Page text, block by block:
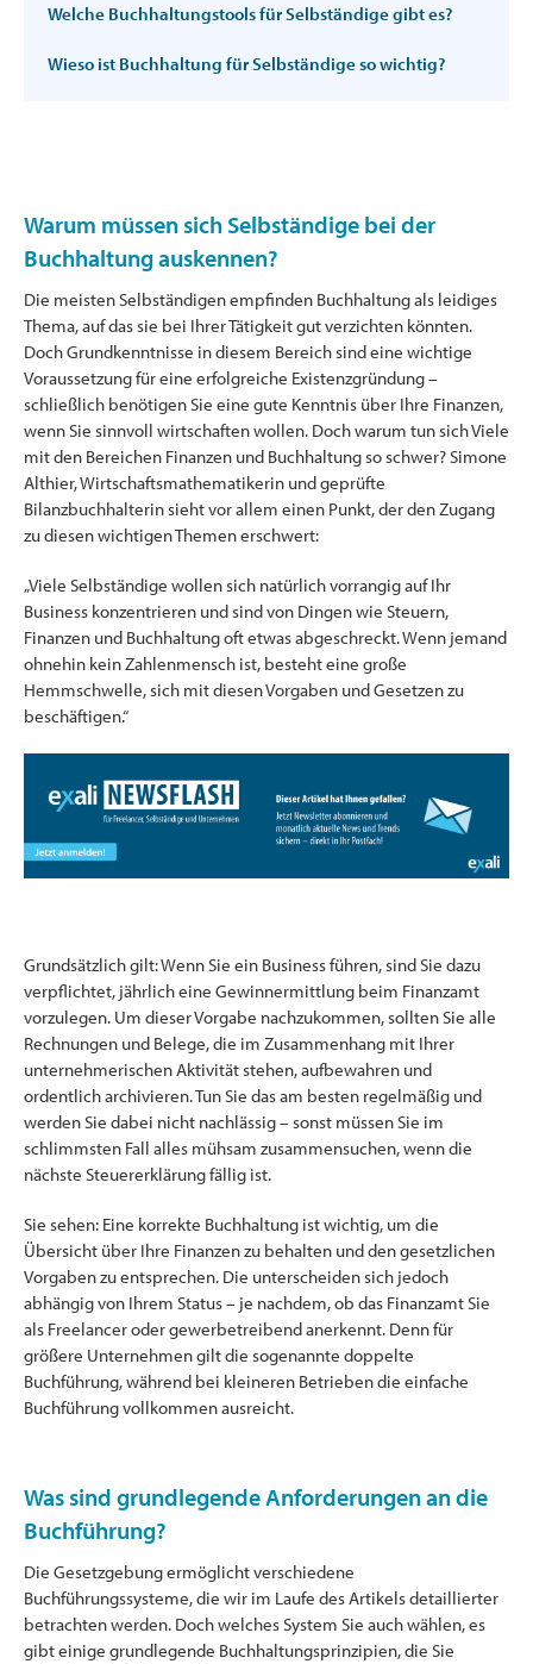
Welche Buchhaltungstools für Selbständige gibt es?
Wieso ist Buchhaltung für Selbständige so wichtig?
Warum müssen sich Selbständige bei der
Buchhaltung auskennen?
Die meisten Selbständigen empfinden Buchhaltung als leidiges
Thema, auf das sie bei Ihrer Tätigkeit gut verzichten könnten.
Doch Grundkenntnisse in diesem Bereich sind eine wichtige
Voraussetzung für eine erfolgreiche Existenzgründung –
schließlich benötigen Sie eine gute Kenntnis über Ihre Finanzen,
wenn Sie sinnvoll wirtschaften wollen. Doch warum tun sich Viele
mit den Bereichen Finanzen und Buchhaltung so schwer? Simone
Althier, Wirtschaftsmathematikerin und geprüfte
Bilanzbuchhalterin sieht vor allem einen Punkt, der den Zugang
zu diesen wichtigen Themen erschwert:
„Viele Selbständige wollen sich natürlich vorrangig auf Ihr
Business konzentrieren und sind von Dingen wie Steuern,
Finanzen und Buchhaltung oft etwas abgeschreckt. Wenn jemand
ohnehin kein Zahlenmensch ist, besteht eine große
Hemmschwelle, sich mit diesen Vorgaben und Gesetzen zu
beschäftigen.“
Grundsätzlich gilt: Wenn Sie ein Business führen, sind Sie dazu
verpflichtet, jährlich eine Gewinnermittlung beim Finanzamt
vorzulegen. Um dieser Vorgabe nachzukommen, sollten Sie alle
Rechnungen und Belege, die im Zusammenhang mit Ihrer
unternehmerischen Aktivität stehen, aufbewahren und
ordentlich archivieren. Tun Sie das am besten regelmäßig und
werden Sie dabei nicht nachlässig – sonst müssen Sie im
schlimmsten Fall alles mühsam zusammensuchen, wenn die
nächste Steuererklärung fällig ist.
Sie sehen: Eine korrekte Buchhaltung ist wichtig, um die
Übersicht über Ihre Finanzen zu behalten und den gesetzlichen
Vorgaben zu entsprechen. Die unterscheiden sich jedoch
abhängig von Ihrem Status – je nachdem, ob das Finanzamt Sie
als Freelancer oder gewerbetreibend anerkennt. Denn für
größere Unternehmen gilt die sogenannte doppelte
Buchführung, während bei kleineren Betrieben die einfache
Buchführung vollkommen ausreicht.
Was sind grundlegende Anforderungen an die
Buchführung?
Die Gesetzgebung ermöglicht verschiedene
Buchführungssysteme, die wir im Laufe des Artikels detaillierter
betrachten werden. Doch welches System Sie auch wählen, es
gibt einige grundlegende Buchhaltungsprinzipien, die Sie